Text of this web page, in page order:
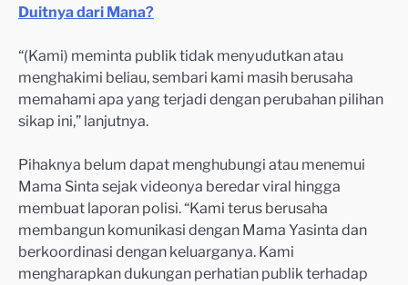
Duitnya dari Mana?
“(Kami) meminta publik tidak menyudutkan atau
menghakimi beliau, sembari kami masih berusaha
memahami apa yang terjadi dengan perubahan pilihan
sikap ini,” lanjutnya.
Pihaknya belum dapat menghubungi atau menemui
Mama Sinta sejak videonya beredar viral hingga
membuat laporan polisi. “Kami terus berusaha
membangun komunikasi dengan Mama Yasinta dan
berkoordinasi dengan keluarganya. Kami
mengharapkan dukungan perhatian publik terhadap